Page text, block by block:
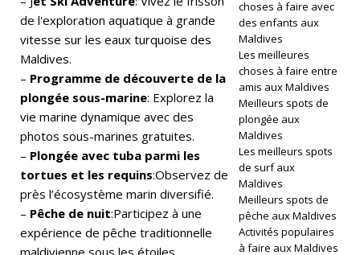
e
le
ut
n
de l'exploration aquatique à grande
vitesse sur les eaux turquoise des
Maldives.
– Programme de découverte de la
plongée sous-marine: Explorez la
vie marine dynamique avec des
photos sous-marines gratuites.
– Plongée avec tuba parmi les
tortues et les requins:Observez de
près l’écosystème marin diversifié.
– Pêche de nuit:Participez à une
expérience de pêche traditionnelle
maldivienne sous les étoiles.
choses à faire avec
des enfants aux
Maldives
Les meilleures
choses à faire entre
amis aux Maldives
Meilleurs spots de
plongée aux
Maldives
Les meilleurs spots
de surf aux
Maldives
Meilleurs spots de
pêche aux Maldives
Activités populaires
à faire aux Maldives